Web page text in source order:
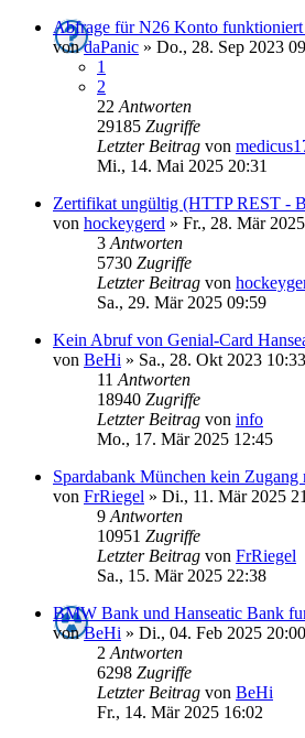
Abfrage für N26 Konto
vondaPanic » Do., 28. Sep 2023
1
2
22 Antworten
29185 Zugriffe
Letzter Beitrag von
Mi., 14. Mai 2025 20:31
Zertifikat ungültig (HTTP REST -
von hockeygerd » Fr., 28. Mär
3 Antworten
5730 Zugriffe
Letzter Beitrag von
Sa., 29. Mär 2025 09:59
Kein Abruf von Genial-Card
von BeHi » Sa., 28. Okt 2023 10:33
11 Antworten
18940 Zugriffe
Letzter Beitrag von info
Mo., 17. Mär 2025 12:45
Spardabank München kein Zugang
von FrRiegel » Di., 11. Mär 2025
9 Antworten
10951 Zugriffe
Letzter Beitrag von FrRiegel
Sa., 15. Mär 2025 22:38
BMW Bank und Hanseatic Bank
vonBeHi » Di., 04. Feb 2025 20:00
2 Antworten
6298 Zugriffe
Letzter Beitrag von BeHi
Fr., 14. Mär 2025 16:02